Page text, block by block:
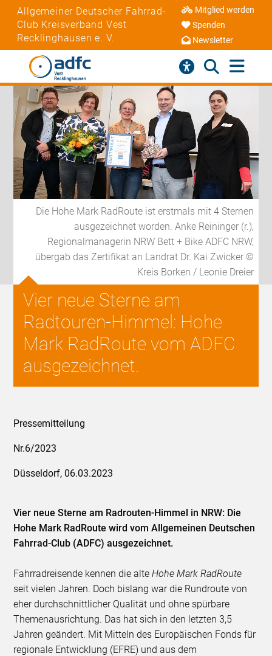
Allgemeiner Deutscher Fahrrad-
Club Kreisverband Vest
Recklinghausen e. V.
Mitglied werden
Spenden
Newsletter
Die Hohe Mark RadRoute ist erstmals mit 4 Sternen
ausgezeichnet worden. Anke Reininger (r.),
Regionalmanagerin NRW Bett + Bike ADFC NRW,
übergab das Zertifikat an Landrat Dr. Kai Zwicker ©
Kreis Borken / Leonie Dreier
Vier neue Sterne am
Radtouren-Himmel: Hohe
Mark RadRoute vom ADFC
ausgezeichnet.
Pressemitteilung
Nr.6/2023
Düsseldorf, 06.03.2023
Vier neue Sterne am Radrouten-Himmel in NRW: Die
Hohe Mark RadRoute wird vom Allgemeinen Deutschen
Fahrrad-Club (ADFC) ausgezeichnet.
Fahrradreisende kennen die alteHohe Mark RadRoute
seit vielen Jahren. Doch bislang war die Rundroute von
eher durchschnittlicher Qualität und ohne spürbare
Themenausrichtung. Das hat sich in den letzten 3,5
Jahren geändert. Mit Mitteln des Europäischen Fonds für
regionale Entwicklung (EFRE) und aus dem